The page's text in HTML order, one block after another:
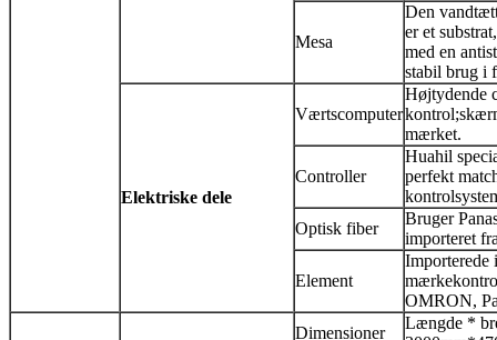
Mesa
Den
er et
med en
stabil brug i
Elektriske dele
Værtscomputer
Højtydende
mærket.
Controller
Huahil
perfekt
Optisk fiber
Bruger
importeret
Element
Importerede
OMRON,
Dimensioner
Længde *